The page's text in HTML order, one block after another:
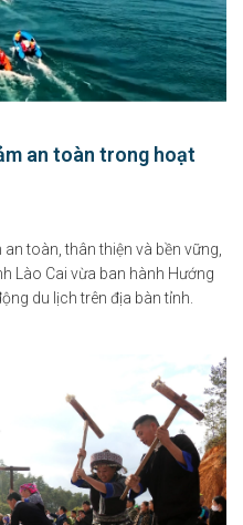
an toàn trong hoạt
toàn, thân thiện và bền vững,
Lào Cai vừa ban hành Hướng
du lịch trên địa bàn tỉnh.